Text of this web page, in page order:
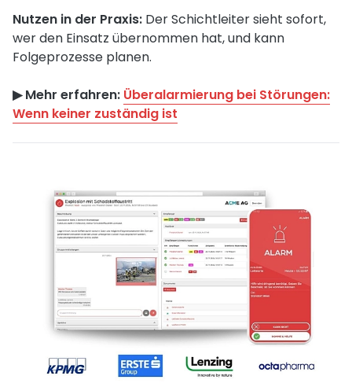
Nutzen in der Praxis: Der Schichtleiter sieht sofort,
wer den Einsatz übernommen hat, und kann
Folgeprozesse planen.
▶︎ Mehr erfahren: Überalarmierung bei Störungen:
Wenn keiner zuständig ist